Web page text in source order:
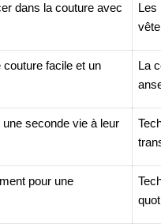
dans la couture avec
Les
facile et un
La
seconde vie à leur
pour une